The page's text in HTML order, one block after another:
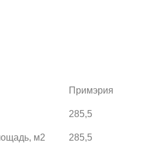
Примэрия
285,5
м2 285,5